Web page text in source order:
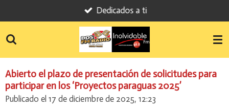
al
contenido
Dedicados a ti
Abierto el plazo de presentación de solicitudes para
participar en los ‘Proyectos paraguas 2025’
Publicado el 17 de diciembre de 2025, 12:23